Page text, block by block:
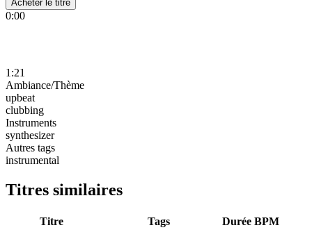
Acheter le titre
0:00
1:21
Ambiance/Thème
upbeat
clubbing
Instruments
synthesizer
Autres tags
instrumental
Titres similaires
Titre Tags Durée BPM